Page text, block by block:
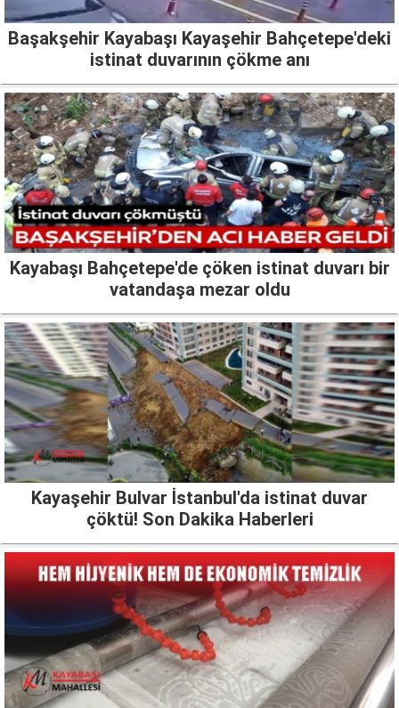
Başakşehir Kayabaşı Kayaşehir Bahçetepe'deki
istinat duvarının çökme anı
Kayabaşı Bahçetepe'de çöken istinat duvarı bir
vatandaşa mezar oldu
Kayaşehir Bulvar İstanbul'da istinat duvar
çöktü! Son Dakika Haberleri